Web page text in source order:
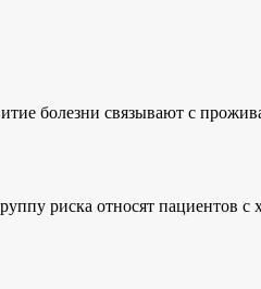
болезни связывают с
риска относят пациентов с